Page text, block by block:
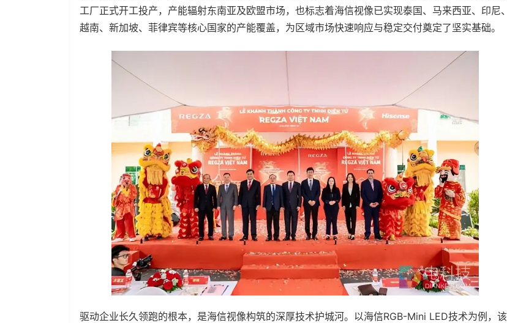
工厂正式开工投产，产能辐射东南亚及欧盟市场，也标志着海信视像已实现泰国、马来西亚、印尼、
越南、新加坡、菲律宾等核心国家的产能覆盖，为区域市场快速响应与稳定交付奠定了坚实基础。
驱动企业长久领跑的根本，是海信视像构筑的深厚技术护城河。以海信RGB-Mini LED技术为例，该